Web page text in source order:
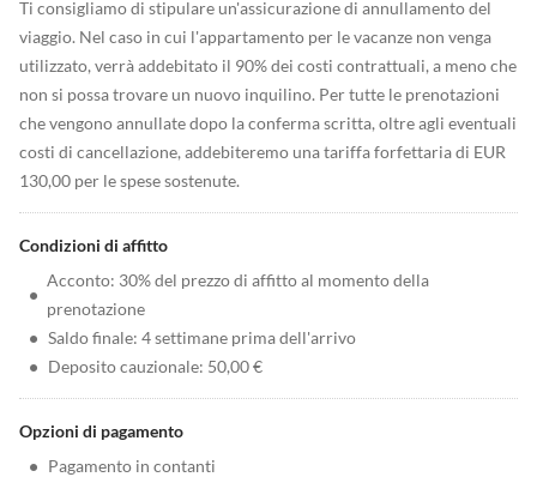
Ti consigliamo di stipulare un'assicurazione di annullamento del
viaggio. Nel caso in cui l'appartamento per le vacanze non venga
utilizzato, verrà addebitato il 90% dei costi contrattuali, a meno che
non si possa trovare un nuovo inquilino. Per tutte le prenotazioni
che vengono annullate dopo la conferma scritta, oltre agli eventuali
costi di cancellazione, addebiteremo una tariffa forfettaria di EUR
130,00 per le spese sostenute.
Condizioni di affitto
•
Acconto: 30% del prezzo di affitto al momento della
prenotazione
• Saldo finale: 4 settimane prima dell'arrivo
• Deposito cauzionale: 50,00 €
Opzioni di pagamento
• Pagamento in contanti